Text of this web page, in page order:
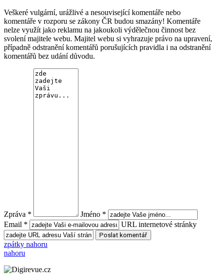
Veškeré vulgární, urážlivé a nesouvisející komentáře nebo
komentáře v rozporu se zákony ČR budou smazány! Komentáře
nelze využít jako reklamu na jakoukoli výdělečnou činnost bez
svolení majitele webu. Majitel webu si vyhrazuje právo na upravení,
případně odstranění komentářů porušujících pravidla i na odstranění
komentářů bez udání důvodu.
Zpráva *
Jméno *
Email *
URL internetové stránky
zpátky nahoru
nahoru